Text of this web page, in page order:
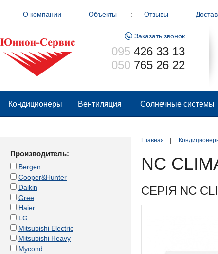
О компании Объекты Отзывы
Заказать звонок
095 426 33 13
050 765 26 22
Кондиционеры Вентиляция Солнечные системы
Главная
NC
СЕРІЯ NC
Производитель:
Bergen
Cooper&Hunter
Daikin
Gree
Haier
LG
Mitsubishi Electric
Mitsubishi Heavy
Mycond